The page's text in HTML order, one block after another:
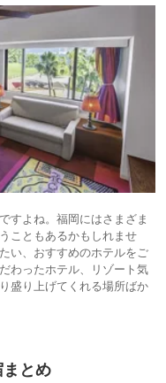
すよね。福岡にはさまざま
こともあるかもしれませ
い、おすすめのホテルをご
わったホテル、リゾート気
盛り上げてくれる場所ばか
とめ